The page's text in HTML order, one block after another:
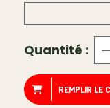
Quantité :
REMPLIR LE